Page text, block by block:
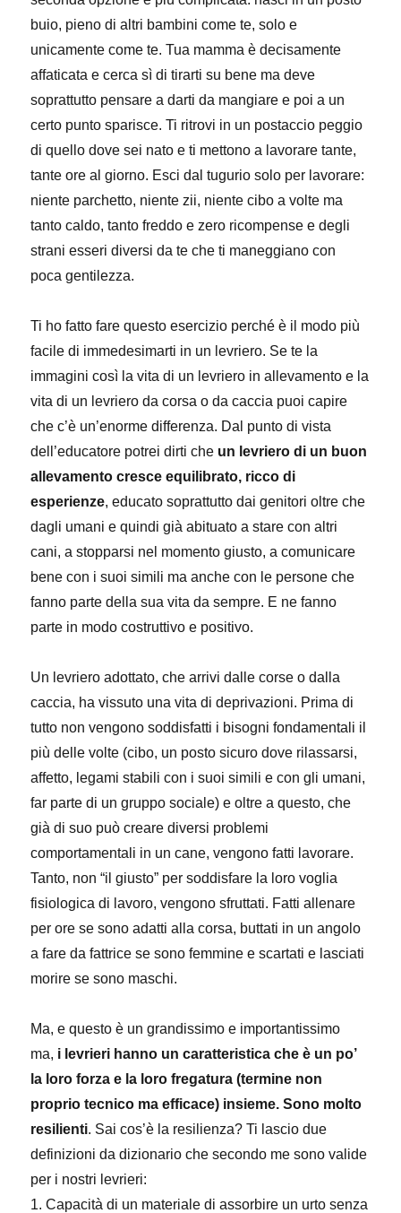
buio, pieno di altri bambini come te, solo e
unicamente come te. Tua mamma è decisamente
affaticata e cerca sì di tirarti su bene ma deve
soprattutto pensare a darti da mangiare e poi a un
certo punto sparisce. Ti ritrovi in un postaccio peggio
di quello dove sei nato e ti mettono a lavorare tante,
tante ore al giorno. Esci dal tugurio solo per lavorare:
niente parchetto, niente zii, niente cibo a volte ma
tanto caldo, tanto freddo e zero ricompense e degli
strani esseri diversi da te che ti maneggiano con
poca gentilezza.
Ti ho fatto fare questo esercizio perché è il modo più
facile di immedesimarti in un levriero. Se te la
immagini così la vita di un levriero in allevamento e la
vita di un levriero da corsa o da caccia puoi capire
che c’è un’enorme differenza. Dal punto di vista
dell’educatore potrei dirti che un levriero di un buon
allevamento cresce equilibrato, ricco di
esperienze, educato soprattutto dai genitori oltre che
dagli umani e quindi già abituato a stare con altri
cani, a stopparsi nel momento giusto, a comunicare
bene con i suoi simili ma anche con le persone che
fanno parte della sua vita da sempre. E ne fanno
parte in modo costruttivo e positivo.
Un levriero adottato, che arrivi dalle corse o dalla
caccia, ha vissuto una vita di deprivazioni. Prima di
tutto non vengono soddisfatti i bisogni fondamentali il
più delle volte (cibo, un posto sicuro dove rilassarsi,
affetto, legami stabili con i suoi simili e con gli umani,
far parte di un gruppo sociale) e oltre a questo, che
già di suo può creare diversi problemi
comportamentali in un cane, vengono fatti lavorare.
Tanto, non “il giusto” per soddisfare la loro voglia
fisiologica di lavoro, vengono sfruttati. Fatti allenare
per ore se sono adatti alla corsa, buttati in un angolo
a fare da fattrice se sono femmine e scartati e lasciati
morire se sono maschi.
Ma, e questo è un grandissimo e importantissimo
ma, i levrieri hanno un caratteristica che è un po’
la loro forza e la loro fregatura (termine non
proprio tecnico ma efficace) insieme. Sono molto
resilienti. Sai cos’è la resilienza? Ti lascio due
definizioni da dizionario che secondo me sono valide
per i nostri levrieri:
1. Capacità di un materiale di assorbire un urto senza